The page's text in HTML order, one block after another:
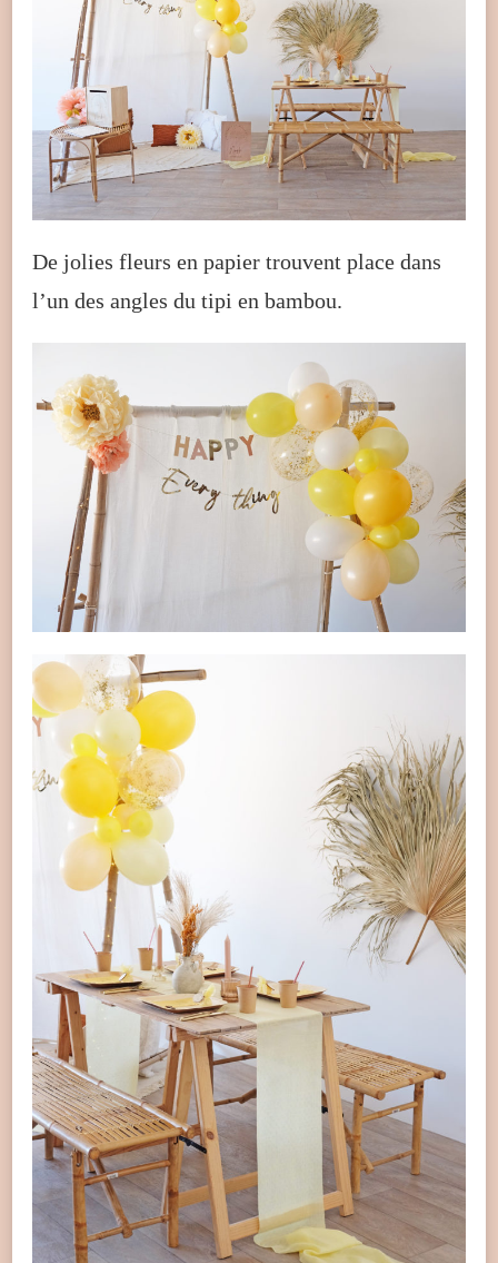
De jolies fleurs en papier trouvent place dans
l’un des angles du tipi en bambou.